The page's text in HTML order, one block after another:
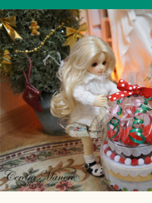
ぐ
ク
リ
ス
マ
ス
│
セ
レ
シ
ア
お
話
劇